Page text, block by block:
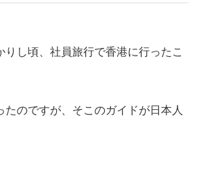
りし頃、社員旅行で香港に行ったこ
たのですが、そこのガイドが日本人